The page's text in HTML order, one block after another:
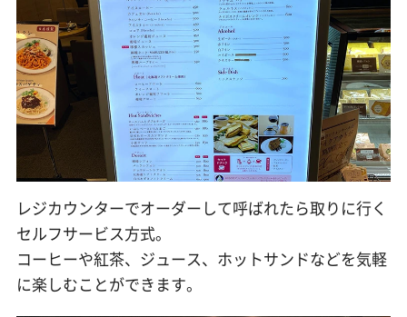
レジカウンターでオーダーして呼ばれたら取りに行く
セルフサービス方式。
コーヒーや紅茶、ジュース、ホットサンドなどを気軽
に楽しむことができます。